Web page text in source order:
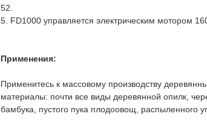
52.
5. FD1000 управляется электрическим мотором
Применения:
Применитесь к массовому производству
материалы: почти все виды деревянной опилк,
бамбука, пустого пука плодоовощ, распыленного